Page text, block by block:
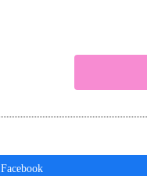
Facebook